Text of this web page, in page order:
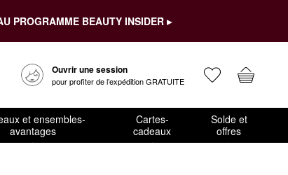
PROGRAMME BEAUTY INSIDER ▸
Ouvrir une session
pour profiter de l’expédition GRATUITE
et ensembles-
avantages
Cartes-
cadeaux
Solde et
offres